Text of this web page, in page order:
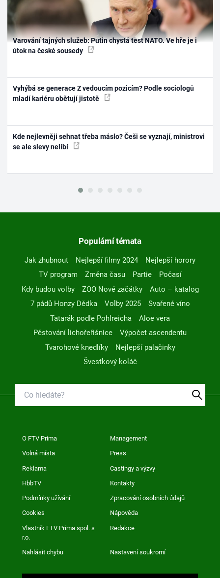
Varování tajných služeb: Putin chystá test NATO. Ve hře je i
útok na české sousedy
Vyhýbá se generace Z vedoucím pozicím? Podle sociologů
mladí kariéru obětují jistotě
Kde nejlevněji sehnat třeba máslo? Češi se vyznají, ministrovi
se ale slevy nelíbí
Populární témata
Jak zhubnout Nejlepší filmy 2024
Nejlepší horory
TV program
Změna času Partie
Počasí
Kdy budou volby
ZOO Nové začátky
Auto – katalog
7 pádů Honzy Dědka
Volby 2025
Svařené víno
Tatarák podle Pohlreicha
Aloe vera
Pěstování lichořeřišnice
Výpočet ascendentu
Tvarohové knedlíky
Nejlepší palačinky
Švestkový koláč
O FTV Prima Management
Volná místa Press
Reklama Castingy a výzvy
HbbTV Kontakty
Podmínky užívání Zpracování osobních údajů
Cookies Nápověda
Vlastník FTV Prima spol. s
r.o.
Redakce
Nahlásit chybu Nastavení soukromí